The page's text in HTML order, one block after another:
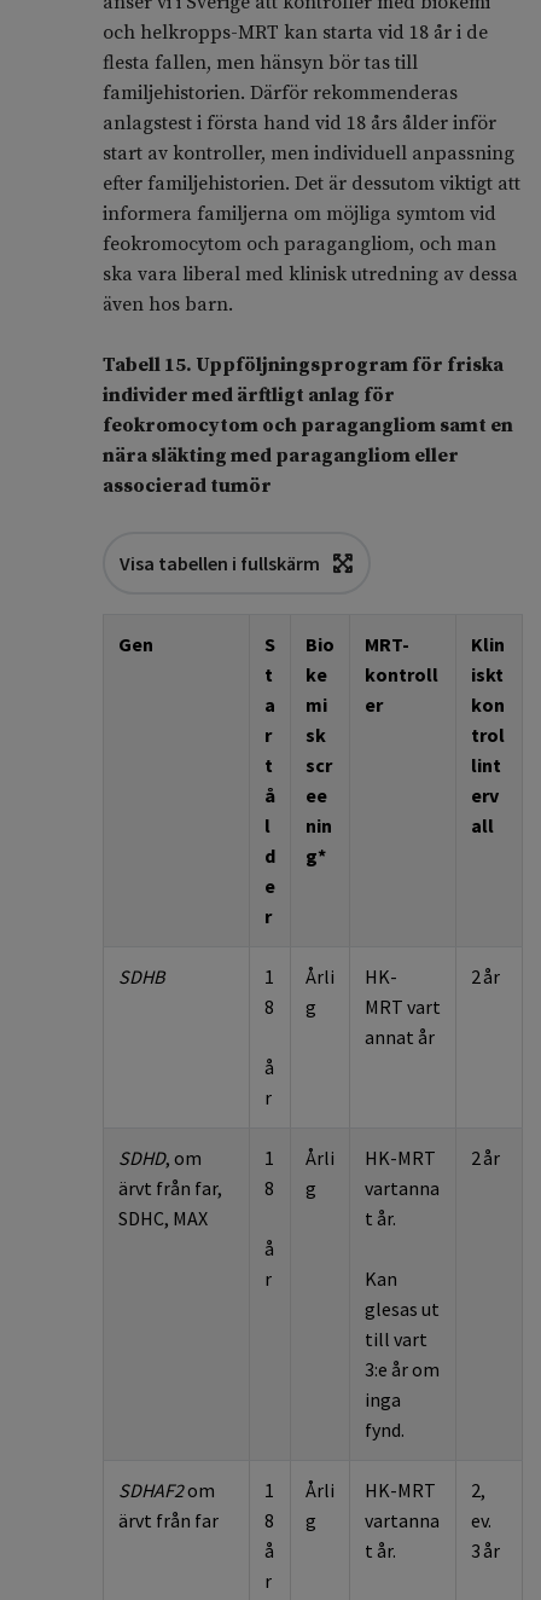
och helkropps-MRT kan starta vid 18 år i de
flesta fallen, men hänsyn bör tas till
familjehistorien. Därför rekommenderas
anlagstest i första hand vid 18 års ålder inför
start av kontroller, men individuell anpassning
efter familjehistorien. Det är dessutom viktigt att
informera familjerna om möjliga symtom vid
feokromocytom och paragangliom, och man
ska vara liberal med klinisk utredning av dessa
även hos barn.
Tabell 15. Uppföljningsprogram för friska
individer med ärftligt anlag för
feokromocytom och paragangliom samt en
nära släkting med paragangliom eller
associerad tumör
Visa tabellen i fullskärm
Gen
S
t
a
r
t
å
l
d
e
r
Bio
ke
mi
sk
scr
ee
nin
g*
MRT-
kontroll
er
Klin
iskt
kon
trol
lint
erv
all
SDHB
1
8
å
r
Årli
g
HK-
MRT vart
annat år
2 år
SDHD, om
ärvt från far,
SDHC, MAX
1
8
å
r
Årli
g
HK-MRT
vartanna
t år.
Kan
glesas ut
till vart
3:e år om
inga
fynd.
2 år
SDHAF2om
ärvt från far
1
8
å
r
Årli
g
HK-MRT
vartanna
t år.
2,
ev.
3 år